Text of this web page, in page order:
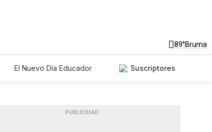
89°Bruma
El Nuevo Día Educador
Suscriptores
PUBLICIDAD